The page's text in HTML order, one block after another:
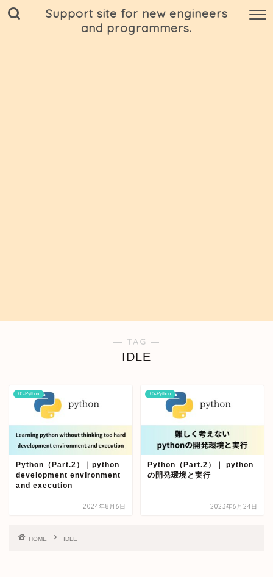
Support site for new engineers
and programmers.
― TAG ―
IDLE
05-Python
Python（Part.2）｜python
development environment
and execution
2024年8月6日
05-Python
Python（Part.2）｜ python
の開発環境と実行
2023年6月24日
HOME IDLE